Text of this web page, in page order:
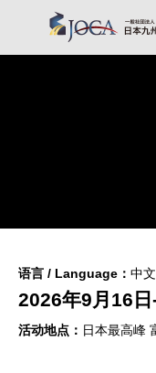
语言 / Language： 中
2026年9月16
活动地点： 日本最高峰